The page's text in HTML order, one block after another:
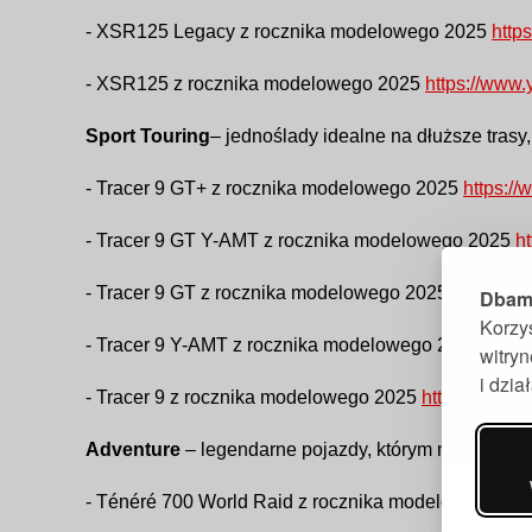
i
- XSR125 Legacy z rocznika modelowego 2025
- XSR125 z rocznika modelowego 2025 https://
Sport Touring– jednoślady idealne na dłuższe
- Tracer 9 GT+ z rocznika modelowego 2025 https://
- Tracer 9 GT Y-AMT z rocznika modelowego 2025
- Tracer 9 GT z rocznika modelowego 2025 https://
- Tracer 9 Y-AMT z rocznika modelowego 2025
- Tracer 9 z rocznika modelowego 2025 https://
Adventure – legendarne pojazdy, którym nie są
- Ténéré 700 World Raid z rocznika modelowego